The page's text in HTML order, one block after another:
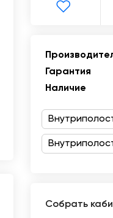
Гарантия
Наличие
Собрать